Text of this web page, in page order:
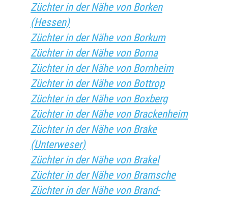
Züchter in der Nähe von Borken
(Hessen)
Züchter in der Nähe von Borkum
Züchter in der Nähe von Borna
Züchter in der Nähe von Bornheim
Züchter in der Nähe von Bottrop
Züchter in der Nähe von Boxberg
Züchter in der Nähe von Brackenheim
Züchter in der Nähe von Brake
(Unterweser)
Züchter in der Nähe von Brakel
Züchter in der Nähe von Bramsche
Züchter in der Nähe von Brand-